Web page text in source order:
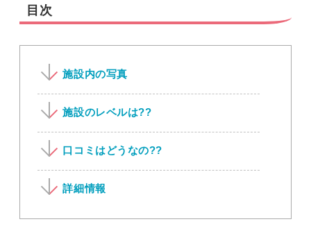
目次
施設内の写真
施設のレベルは??
口コミはどうなの??
詳細情報